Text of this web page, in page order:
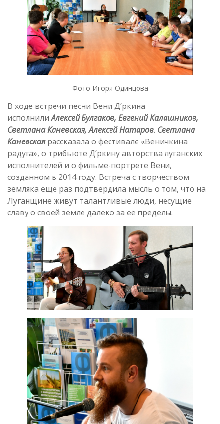
Фото Игоря Одинцова
В ходе встречи песни Вени Д’ркина
исполнилиАлексей Булгаков, Евгений Калашников,
Светлана Каневская, Алексей Натаров. Светлана
Каневскаярассказала о фестивале «Веничкина
радуга», о трибьюте Д’ркину авторства луганских
исполнителей и о фильме-портрете Вени,
созданном в 2014 году. Встреча с творчеством
земляка ещё раз подтвердила мысль о том, что на
Луганщине живут талантливые люди, несущие
славу о своей земле далеко за её пределы.